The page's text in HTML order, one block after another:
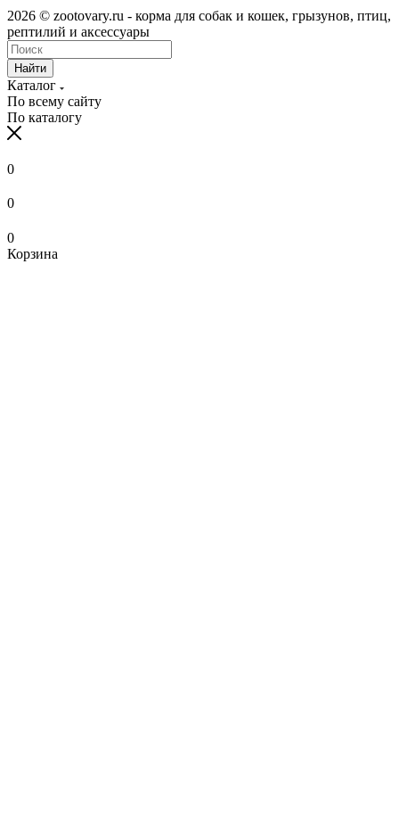
2026 © zootovary.ru - корма для собак и кошек, грызунов, птиц,
рептилий и аксессуары
Найти
Каталог
По всему сайту
По каталогу
0
0
0
Корзина